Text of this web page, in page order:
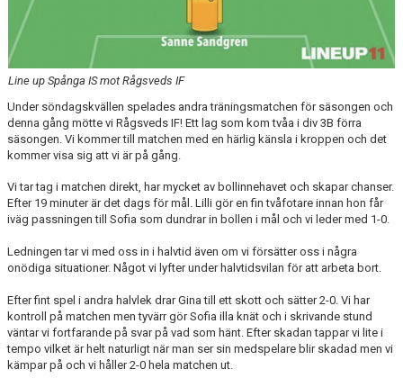
Line up Spånga IS mot Rågsveds IF
Under söndagskvällen spelades andra träningsmatchen för säsongen och
denna gång mötte vi Rågsveds IF! Ett lag som kom tvåa i div 3B förra
säsongen. Vi kommer till matchen med en härlig känsla i kroppen och det
kommer visa sig att vi är på gång.
Vi tar tag i matchen direkt, har mycket av bollinnehavet och skapar chanser.
Efter 19 minuter är det dags för mål. Lilli gör en fin tvåfotare innan hon får
iväg passningen till Sofia som dundrar in bollen i mål och vi leder med 1-0.
Ledningen tar vi med oss in i halvtid även om vi försätter oss i några
onödiga situationer. Något vi lyfter under halvtidsvilan för att arbeta bort.
Efter fint spel i andra halvlek drar Gina till ett skott och sätter 2-0. Vi har
kontroll på matchen men tyvärr gör Sofia illa knät och i skrivande stund
väntar vi fortfarande på svar på vad som hänt. Efter skadan tappar vi lite i
tempo vilket är helt naturligt när man ser sin medspelare blir skadad men vi
kämpar på och vi håller 2-0 hela matchen ut.